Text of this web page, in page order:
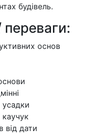
будівель.
основ
усадки
від дати